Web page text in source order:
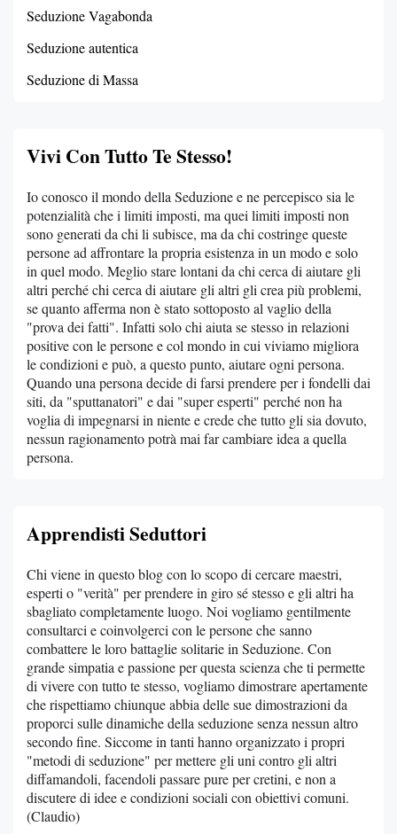
Seduzione Vagabonda
Seduzione autentica
Seduzione di Massa
Vivi Con Tutto Te Stesso!
Io conosco il mondo della Seduzione e ne percepisco sia le
potenzialità che i limiti imposti, ma quei limiti imposti non
sono generati da chi li subisce, ma da chi costringe queste
persone ad affrontare la propria esistenza in un modo e solo
in quel modo. Meglio stare lontani da chi cerca di aiutare gli
altri perché chi cerca di aiutare gli altri gli crea più problemi,
se quanto afferma non è stato sottoposto al vaglio della
"prova dei fatti". Infatti solo chi aiuta se stesso in relazioni
positive con le persone e col mondo in cui viviamo migliora
le condizioni e può, a questo punto, aiutare ogni persona.
Quando una persona decide di farsi prendere per i fondelli dai
siti, da "sputtanatori" e dai "super esperti" perché non ha
voglia di impegnarsi in niente e crede che tutto gli sia dovuto,
nessun ragionamento potrà mai far cambiare idea a quella
persona.
Apprendisti Seduttori
Chi viene in questo blog con lo scopo di cercare maestri,
esperti o "verità" per prendere in giro sé stesso e gli altri ha
sbagliato completamente luogo. Noi vogliamo gentilmente
consultarci e coinvolgerci con le persone che sanno
combattere le loro battaglie solitarie in Seduzione. Con
grande simpatia e passione per questa scienza che ti permette
di vivere con tutto te stesso, vogliamo dimostrare apertamente
che rispettiamo chiunque abbia delle sue dimostrazioni da
proporci sulle dinamiche della seduzione senza nessun altro
secondo fine. Siccome in tanti hanno organizzato i propri
"metodi di seduzione" per mettere gli uni contro gli altri
diffamandoli, facendoli passare pure per cretini, e non a
discutere di idee e condizioni sociali con obiettivi comuni.
(Claudio)